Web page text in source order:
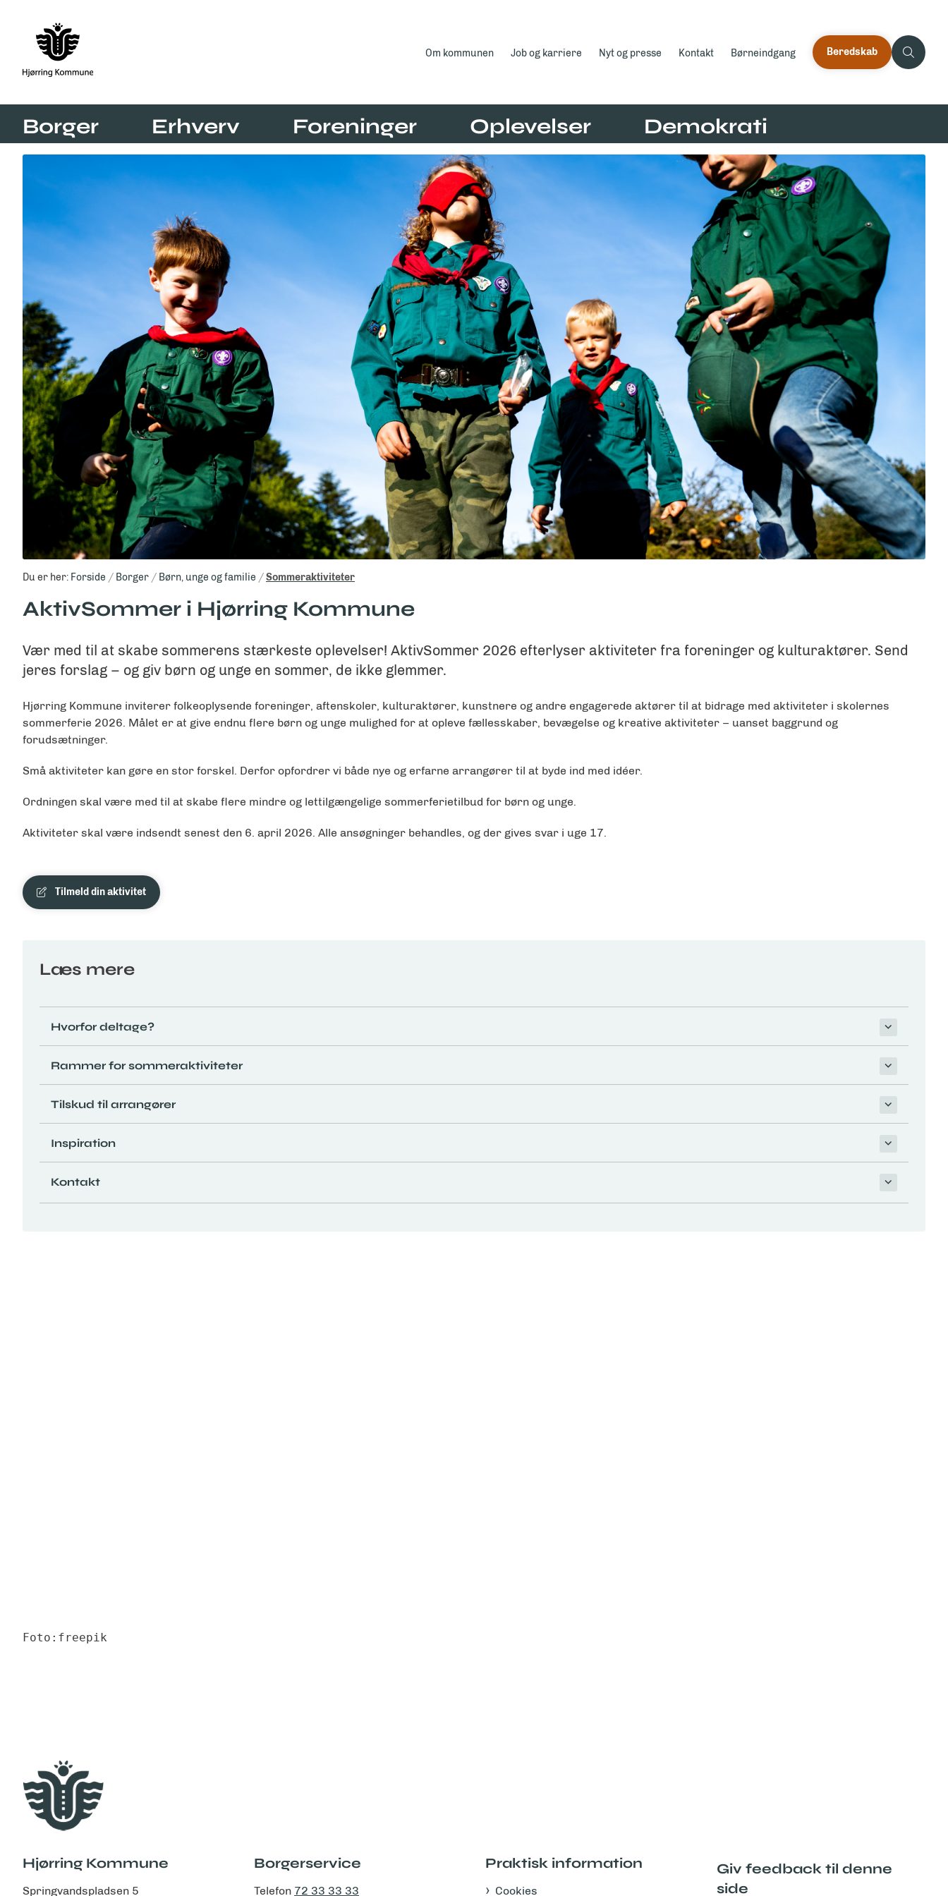
Om kommunen Job og karriere Nyt og presse Kontakt Børneindgang Beredskab
Borger Erhverv Foreninger Oplevelser Demokrati
Du er her: Forside Borger Børn, unge og familie Sommeraktiviteter
AktivSommer i Hjørring Kommune
Vær med til at skabe sommerens stærkeste oplevelser! AktivSommer 2026 efterlyser aktiviteter fra foreninger og kulturaktører. Send
jeres forslag – og giv børn og unge en sommer, de ikke glemmer.
Hjørring Kommune inviterer folkeoplysende foreninger, aftenskoler, kulturaktører, kunstnere og andre engagerede aktører til at bidrage med aktiviteter i skolernes
sommerferie 2026. Målet er at give endnu flere børn og unge mulighed for at opleve fællesskaber, bevægelse og kreative aktiviteter – uanset baggrund og
forudsætninger.
Små aktiviteter kan gøre en stor forskel. Derfor opfordrer vi både nye og erfarne arrangører til at byde ind med idéer.
Ordningen skal være med til at skabe flere mindre og lettilgængelige sommerferietilbud for børn og unge.
Aktiviteter skal være indsendt senest den 6. april 2026. Alle ansøgninger behandles, og der gives svar i uge 17.
Tilmeld din aktivitet
Læs mere
Hvorfor deltage?
Rammer for sommeraktiviteter
Tilskud til arrangører
Inspiration
Kontakt
Foto:freepik
Hjørring Kommune
Springvandspladsen 5
Borgerservice
Telefon 72 33 33 33
Praktisk information
Cookies
Giv feedback til denne
side